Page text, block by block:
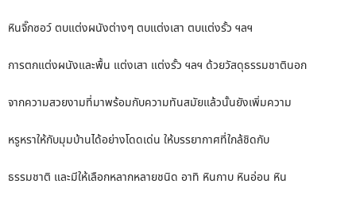
หินจิ๊กซอว์ ตบแต่งผนังต่างๆ ตบแต่งเสา ตบแต่งรั้ว ฯลฯ
การตกแต่งผนังและพื้น แต่งเสา แต่งรั้ว ฯลฯ ด้วยวัสดุธรรมชาตินอก
จากความสวยงามที่มาพร้อมกับความทันสมัยแล้วนั้นยังเพิ่มความ
หรูหราให้กับมุมบ้านได้อย่างโดดเด่น ให้บรรยากาศที่ใกล้ชิดกับ
ธรรมชาติ และมีให้เลือกหลากหลายชนิด อาทิ หินกาบ หินอ่อน หิน